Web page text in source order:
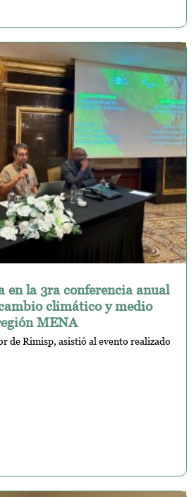
la 3ra conferencia anual
climático y medio
MENA
de Rimisp, asistió al evento realizado